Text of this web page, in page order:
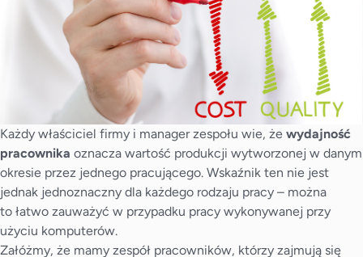
Każdy właściciel firmy i manager zespołu wie, że wydajność
pracownika oznacza wartość produkcji wytworzonej w danym
okresie przez jednego pracującego. Wskaźnik ten nie jest
jednak jednoznaczny dla każdego rodzaju pracy – można
to łatwo zauważyć w przypadku pracy wykonywanej przy
użyciu komputerów.
Załóżmy, że mamy zespół pracowników, którzy zajmują się